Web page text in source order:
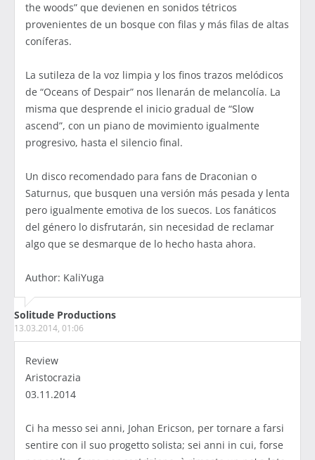
the woods” que devienen en sonidos tétricos
provenientes de un bosque con filas y más filas de altas
coníferas.
La sutileza de la voz limpia y los finos trazos melódicos
de “Oceans of Despair” nos llenarán de melancolía. La
misma que desprende el inicio gradual de “Slow
ascend”, con un piano de movimiento igualmente
progresivo, hasta el silencio final.
Un disco recomendado para fans de Draconian o
Saturnus, que busquen una versión más pesada y lenta
pero igualmente emotiva de los suecos. Los fanáticos
del género lo disfrutarán, sin necesidad de reclamar
algo que se desmarque de lo hecho hasta ahora.
Author: KaliYuga
Solitude Productions
13.03.2014, 01:06
Review
Aristocrazia
03.11.2014
Ci ha messo sei anni, Johan Ericson, per tornare a farsi
sentire con il suo progetto solista; sei anni in cui, forse